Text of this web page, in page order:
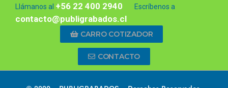
Llámanos al +56 22 400 2940 Escríbenos a
contacto@publigrabados.cl
CARRO COTIZADOR
CONTACTO